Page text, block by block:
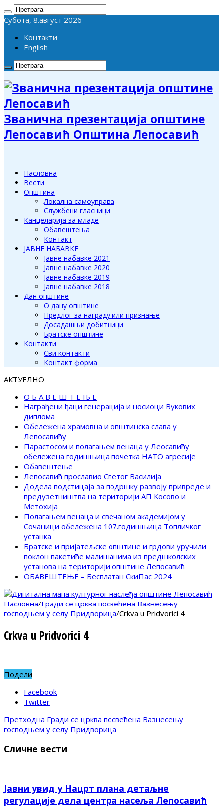
Субота, 8.август 2026
Контакти
English
Званична презентација општине
Лепосавић Општина Лепосавић
Насловна
Вести
Општина
Локална самоуправа
Службени гласници
Канцеларија за младе
Обавештења
Контакт
ЈАВНЕ НАБАВКЕ
Јавне набавке 2021
Јавне набавке 2020
Јавне набавке 2019
Јавне набавке 2018
Дан општине
О дану општине
Предлог за награду или признање
Досадашњи добитници
Братске општине
Контакти
Сви контакти
Контакт форма
АКТУЕЛНО
О Б А В Е Ш Т Е Њ Е
Награђени ђаци генерација и носиоци Вукових
диплома
Обележена храмовна и општинска слава у
Лепосавићу
Парастосом и полагањем венаца у Леосавићу
обележена годишњица почетка НАТО агресије
Обавештење
Лепосавић прославио Светог Василија
Додела подстицаја за подршку развоју привреде и
предузетништва на територији АП Косово и
Метохија
Полагањем венаца и свечаном академијом у
Сочаници обележена 107.годишњица Топличког
устанка
Братске и пријатељске општине и грдови уручили
поклон пакетиће малишанима из предшколских
установа на територији општине Лепосавић
ОБАВЕШТЕЊЕ – Бесплатан СкиПас 2024
Насловна/Гради се црква посвећена Вазнесењу
господњем у селу Придворица/Crkva u Pridvorici 4
Crkva u Pridvorici 4
Подели
Facebook
Twitter
Претходна Гради се црква посвећена Вазнесењу
господњем у селу Придворица
Сличне вести
Јавни увид у Нацрт плана детаљне
регулације дела центра насеља Лепосавић